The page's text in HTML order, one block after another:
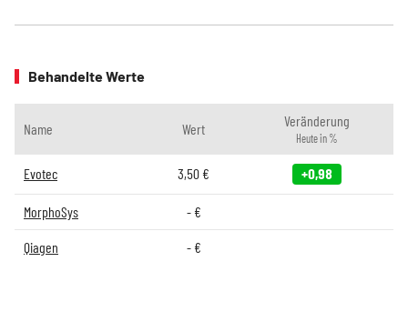
Behandelte Werte
Name Wert Veränderung
Heute in %
Evotec 3,50 € +0,98
MorphoSys -€
Qiagen -€